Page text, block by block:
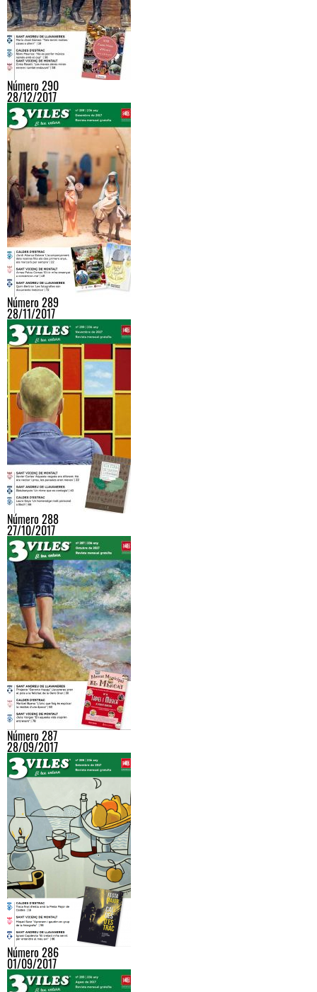
Número 290
28/12/2017
Número 289
28/11/2017
Número 288
27/10/2017
Número 287
28/09/2017
Número 286
01/09/2017